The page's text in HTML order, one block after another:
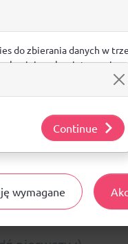
produktu
do zbierania danych w
miejscach w internecie,
by dokonać
dane, odwiedź naszą
wymagane
Continue